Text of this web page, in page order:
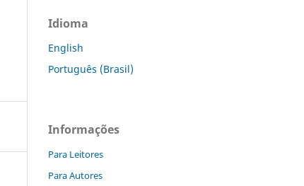
Idioma
English
Português (Brasil)
Informações
Para Leitores
Para Autores